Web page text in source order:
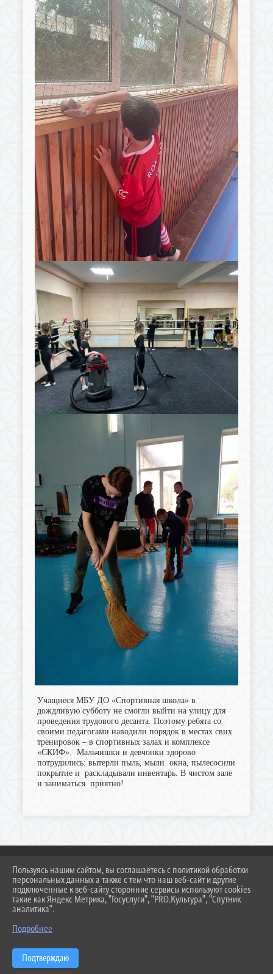
Учащиеся МБУ ДО «Спортивная школа» в
дождливую субботу не смогли выйти на улицу для
проведения трудового десанта. Поэтому ребята со
своими педагогами наводили порядок в местах свих
тренировок – в спортивных залах и комплексе
«СКИФ». Мальчишки и девчонки здорово
потрудились: вытерли пыль, мыли окна, пылесосили
покрытие и раскладывали инвентарь. В чистом зале
и заниматься приятно!
2026 Г. DUSSH.TEMR23.RU
ВХОД
КАРТА САЙТА
СДЕЛАНО НА KUBCMS
РАЗРАБОТКА И ПОДДЕРЖКА
Пользуясь нашим сайтом, вы соглашаетесь с политикой обработки
персональных данных а также с тем что наш веб-сайт и другие
подключенные к веб-сайту сторонние сервисы используют cookies
такие как Яндекс Метрика, "Госуслуги", "PRO.Культура", "Спутник
аналитика".
Подробнее
Подтверждаю